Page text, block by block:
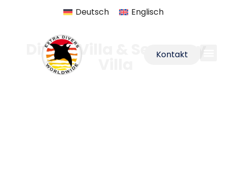
Deutsch Englisch
Kontakt
Christmas Island
Divers Villa & Seaspray